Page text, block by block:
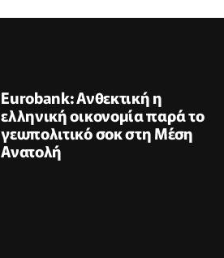
Eurobank: Ανθεκτική η
ελληνική οικονομία παρά το
γεωπολιτικό σοκ στη Μέση
Ανατολή